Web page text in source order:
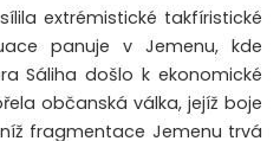
extrémistické takfíristické
panuje v Jemenu, kde
Sáliha došlo k ekonomické
občanská válka, jejíž boje
fragmentace Jemenu trvá